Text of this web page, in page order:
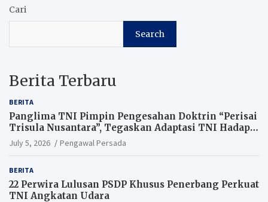
Cari
Search
Berita Terbaru
BERITA
Panglima TNI Pimpin Pengesahan Doktrin “Perisai
Trisula Nusantara”, Tegaskan Adaptasi TNI Hadapi
Perang Modern
July 5, 2026 Pengawal Persada
BERITA
22 Perwira Lulusan PSDP Khusus Penerbang Perkuat
TNI Angkatan Udara